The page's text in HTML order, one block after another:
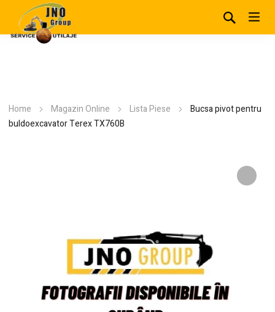
Home Magazin Online Lista Piese
Bucsa pivot pentru
buldoexcavator Terex TX760B